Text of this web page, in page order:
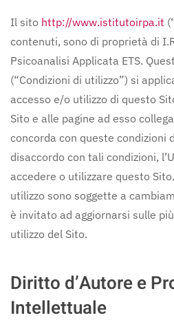
Il sito http://www.istitutoirpa.it
contenuti, sono di proprietà di
Psicoanalisi Applicata ETS.
(“Condizioni di utilizzo”) si
accesso e/o utilizzo di questo
Sito e alle pagine ad esso
concorda con queste condizioni
disaccordo con tali condizioni,
accedere o utilizzare questo
utilizzo sono soggette a
è invitato ad aggiornarsi sulle
utilizzo del Sito.
Diritto d’Autore e
Intellettuale